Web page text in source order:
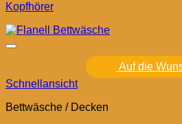
Kopfhörer
Auf die
Schnellansicht
Bettwäsche / Decken